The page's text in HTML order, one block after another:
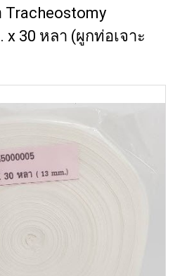
Tracheostomy
x 30 หลา (ผูกท่อเจาะ